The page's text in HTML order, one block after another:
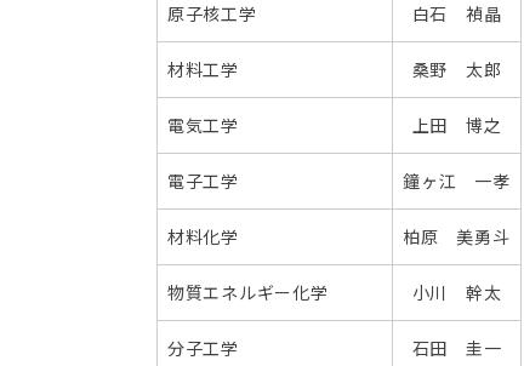
原子核工学 白石 禎晶
材料工学 桑野 太郎
電気工学 上田 博之
電子工学 鐘ヶ江 一孝
材料化学 柏原 美勇斗
物質エネルギー化学 小川 幹太
分子工学 石田 圭一